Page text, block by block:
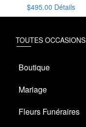
$495.00 Détails
TOUTES OCCASIONS
Boutique
Mariage
Fleurs Funéraires